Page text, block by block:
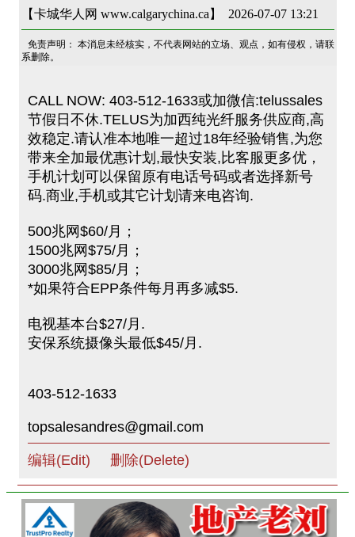
【卡城华人网 www.calgarychina.ca】 2026-07-07 13:21
免责声明： 本消息未经核实，不代表网站的立场、观点，如有侵权，请联
系删除。
CALL NOW: 403-512-1633或加微信:telussales
节假日不休.TELUS为加西纯光纤服务供应商,高
效稳定.请认准本地唯一超过18年经验销售,为您
带来全加最优惠计划,最快安装,比客服更多优，
手机计划可以保留原有电话号码或者选择新号
码.商业,手机或其它计划请来电咨询.
500兆网$60/月；
1500兆网$75/月；
3000兆网$85/月；
*如果符合EPP条件每月再多减$5.
电视基本台$27/月.
安保系统摄像头最低$45/月.
403-512-1633
topsalesandres@gmail.com
编辑(Edit) 删除(Delete)